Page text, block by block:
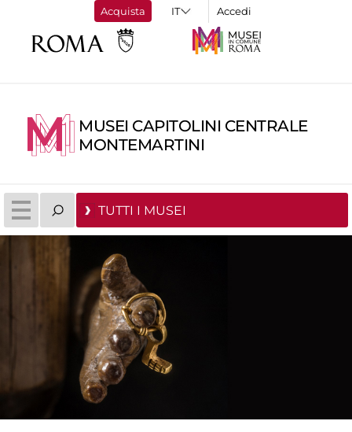
Acquista Accedi
MUSEI CAPITOLINI CENTRALE
MONTEMARTINI
TUTTI I MUSEI